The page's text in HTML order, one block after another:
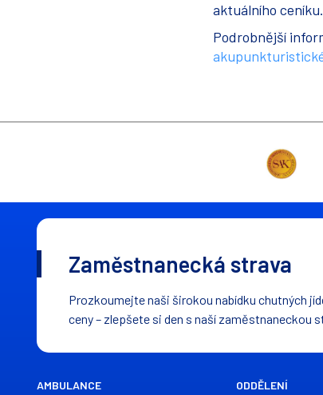
aktuálního ceníku.
Podrobnější
Zaměstnanecká strava
Prozkoumejte naši širokou nabídku chutných
ceny – zlepšete si den s naší zaměstnaneckou
AMBULANCE
ODDĚLENÍ